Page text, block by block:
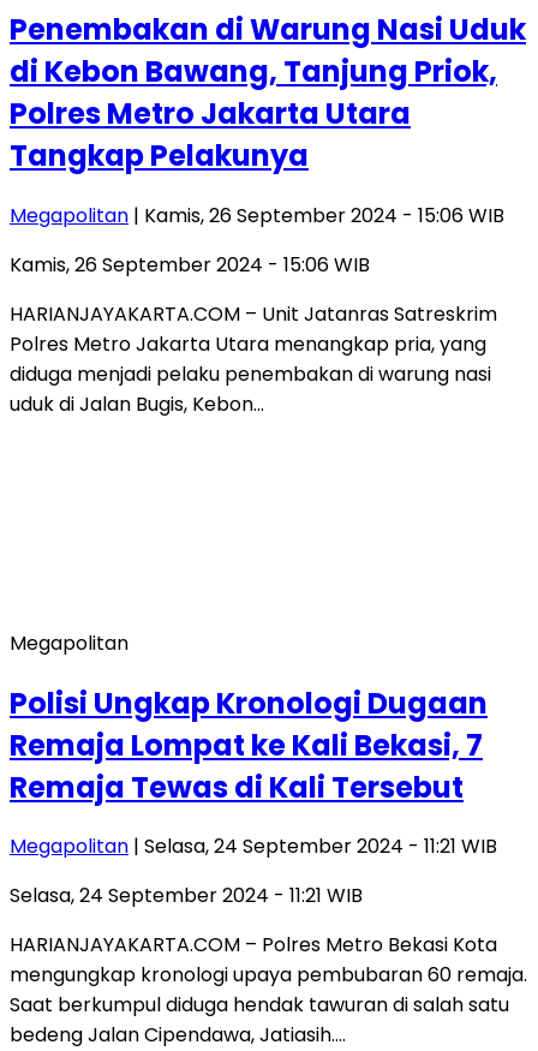
Penembakan di Warung Nasi Uduk
di Kebon Bawang, Tanjung Priok,
Polres Metro Jakarta Utara
Tangkap Pelakunya
Megapolitan | Kamis, 26 September 2024 - 15:06 WIB
Kamis, 26 September 2024 - 15:06 WIB
HARIANJAYAKARTA.COM – Unit Jatanras Satreskrim
Polres Metro Jakarta Utara menangkap pria, yang
diduga menjadi pelaku penembakan di warung nasi
uduk di Jalan Bugis, Kebon…
Megapolitan
Polisi Ungkap Kronologi Dugaan
Remaja Lompat ke Kali Bekasi, 7
Remaja Tewas di Kali Tersebut
Megapolitan | Selasa, 24 September 2024 - 11:21 WIB
Selasa, 24 September 2024 - 11:21 WIB
HARIANJAYAKARTA.COM – Polres Metro Bekasi Kota
mengungkap kronologi upaya pembubaran 60 remaja.
Saat berkumpul diduga hendak tawuran di salah satu
bedeng Jalan Cipendawa, Jatiasih….